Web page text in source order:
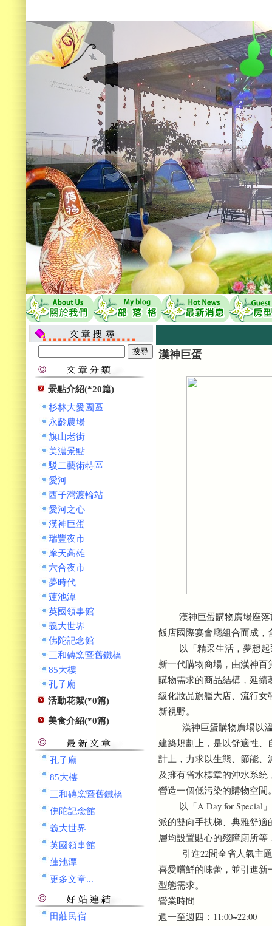
景點介紹(*20篇)
杉林大愛園區
永齡農場
旗山老街
美濃景點
駁二藝術特區
愛河
西子灣渡輪站
愛河之心
漢神巨蛋
瑞豐夜市
摩天高雄
六合夜市
夢時代
蓮池潭
英國領事館
義大世界
佛陀記念館
三和磚窯暨舊鐵橋
85大樓
孔子廟
活動花絮(*0篇)
美食介紹(*0篇)
孔子廟
85大樓
三和磚窯暨舊鐵橋
佛陀記念館
義大世界
英國領事館
蓮池潭
更多文章...
田莊民宿
漢神巨蛋
漢神巨蛋購物廣場座落
飯店國際宴會廳組合而成，
以「精采生活，夢想起
新一代購物商場，由漢神
購物需求的商品結構，延
級化妝品旗艦大店、流行
新視野。
漢神巨蛋購物廣場以溫
建築規劃上，是以舒適性
計上，力求以生態、節能、
及擁有省水標章的沖水系
營造一個低污染的購物空間
以「A Day for Special」
派的雙向手扶梯、典雅舒
層均設置貼心的殘障廁所
引進22間全省人氣主題
喜愛嚐鮮的味蕾，並引進
型態需求。
營業時間
週一至週四：11:00~22:00